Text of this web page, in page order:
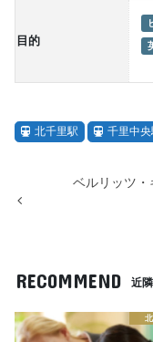
目的
北千里駅 千里中央
ベルリッツ・
RECOMMEND 近